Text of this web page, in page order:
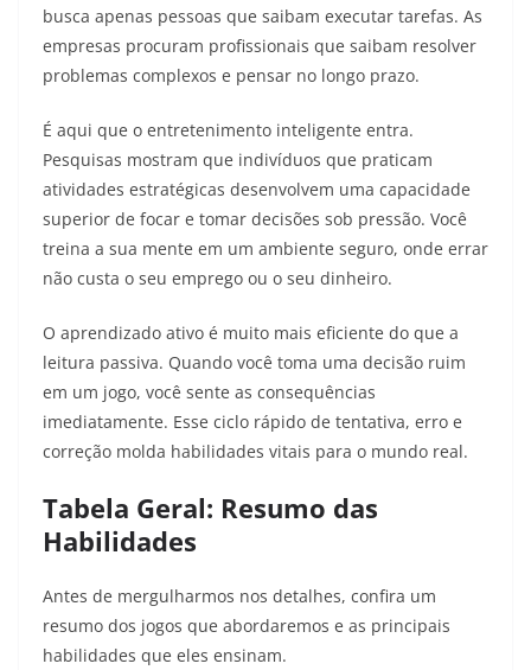
busca apenas pessoas que saibam executar tarefas. As
empresas procuram profissionais que saibam resolver
problemas complexos e pensar no longo prazo.
É aqui que o entretenimento inteligente entra.
Pesquisas mostram que indivíduos que praticam
atividades estratégicas desenvolvem uma capacidade
superior de focar e tomar decisões sob pressão. Você
treina a sua mente em um ambiente seguro, onde errar
não custa o seu emprego ou o seu dinheiro.
O aprendizado ativo é muito mais eficiente do que a
leitura passiva. Quando você toma uma decisão ruim
em um jogo, você sente as consequências
imediatamente. Esse ciclo rápido de tentativa, erro e
correção molda habilidades vitais para o mundo real.
Tabela Geral: Resumo das
Habilidades
Antes de mergulharmos nos detalhes, confira um
resumo dos jogos que abordaremos e as principais
habilidades que eles ensinam.